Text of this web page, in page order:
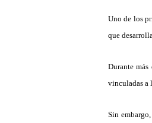
Uno de los
que
Durante más
vinculadas a
Sin